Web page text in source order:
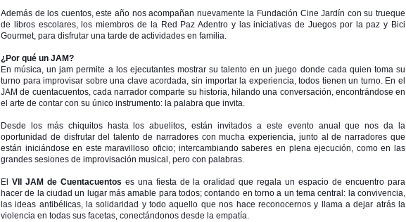
Además de los cuentos, este año nos acompañan nuevamente la Fundación Cine Jardín con su trueque
de libros escolares, los miembros de la Red Paz Adentro y las iniciativas de Juegos por la paz y Bici
Gourmet, para disfrutar una tarde de actividades en familia.
¿Por qué un JAM?
En música, un jam permite a los ejecutantes mostrar su talento en un juego donde cada quien toma su
turno para improvisar sobre una clave acordada, sin importar la experiencia, todos tienen un turno. En el
JAM de cuentacuentos, cada narrador comparte su historia, hilando una conversación, encontrándose en
el arte de contar con su único instrumento: la palabra que invita.
Desde los más chiquitos hasta los abuelitos, están invitados a este evento anual que nos da la
oportunidad de disfrutar del talento de narradores con mucha experiencia, junto al de narradores que
están iniciándose en este maravilloso oficio; intercambiando saberes en plena ejecución, como en las
grandes sesiones de improvisación musical, pero con palabras.
El VII JAM de Cuentacuentos es una fiesta de la oralidad que regala un espacio de encuentro para
hacer de la ciudad un lugar más amable para todos; contando en torno a un tema central: la convivencia,
las ideas antibélicas, la solidaridad y todo aquello que nos hace reconocernos y llama a dejar atrás la
violencia en todas sus facetas, conectándonos desde la empatía.